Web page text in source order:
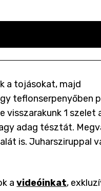
a tojásokat, majd
teflonserpenyőben
visszarakunk 1 szelet
adag tésztát.
is. Juharsziruppal
avideóinkat,